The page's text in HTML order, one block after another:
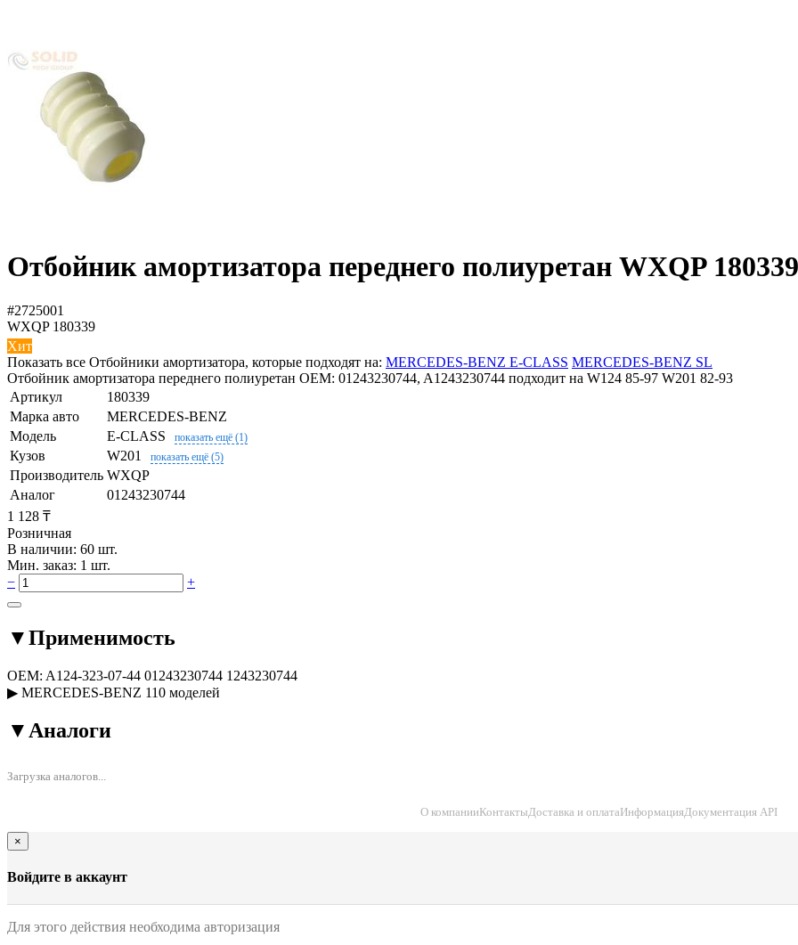
Отбойник амортизатора переднего полиуретан WXQP 180339
#2725001
WXQP 180339
Хит
Показать все Отбойники амортизатора, которые подходят на: MERCEDES-BENZ E-CLASS MERCEDES-BENZ SL
Отбойник амортизатора переднего полиуретан OEM: 01243230744, A1243230744 подходит на W124 85-97 W201 82-93
Артикул
180339
Марка авто
MERCEDES-BENZ
Модель
E-CLASS показать ещё (1)
Кузов W201 показать ещё (5)
Производитель WXQP
Аналог
01243230744
1 128 ₸
Розничная
В наличии: 60 шт.
Мин. заказ: 1 шт.
−
+
▼Применимость
OEM: A124-323-07-44 01243230744 1243230744
▶ MERCEDES-BENZ 110 моделей
▼ Аналоги
Загрузка аналогов...
О компанииКонтактыДоставка и оплатаИнформацияДокументация API
×
Войдите в аккаунт
Для этого действия необходима авторизация